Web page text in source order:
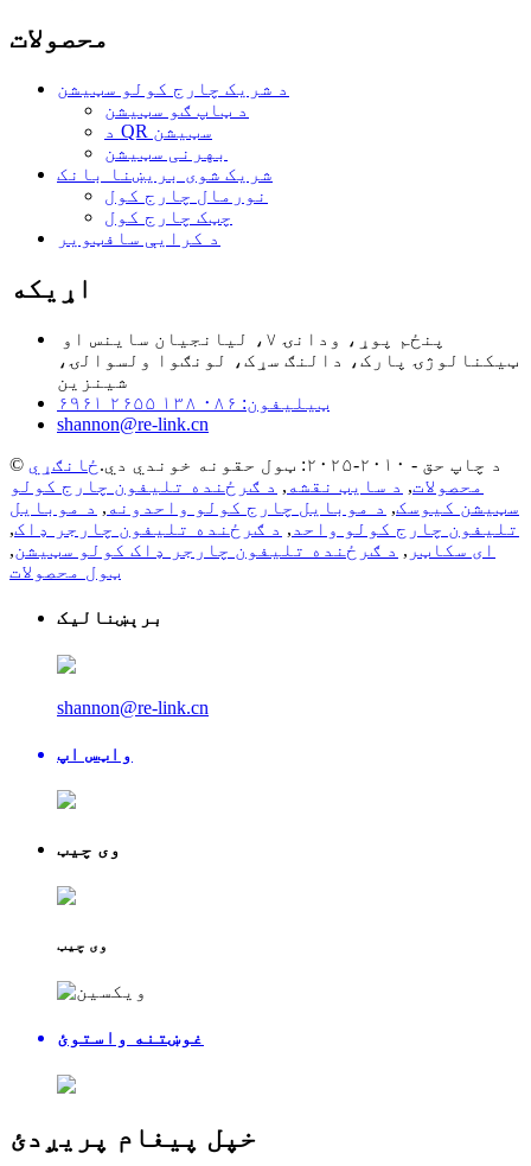
محصولات
د شریک چارج کولو سټیشن
د ټاپ ګو سټیشن
د QR سټیشن
بهرنی سټیشن
شریک شوی بریښنا بانک
نورمال چارج کول
چټک چارج کول
د کرایې سافټویر
اړیکه
پنځم پوړ، ودانۍ ۷، لیانجیان ساینس او ​​
ټیکنالوژۍ پارک، دالنګ سړک، لونګوا ولسوالۍ،
شینزین
ټیلیفون: ۰۸۶ ۱۳۸ ۲۶۵۵ ۶۹۶۱
shannon@re-link.cn
© د چاپ حق - ۲۰۱۰-۲۰۲۵: ټول حقونه خوندي دي.
ځانګړي
محصولات, د سایټ نقشه , د ګرځنده تلیفون چارج کولو
سټیشن کیوسک, د موبایل چارج کولو واحدونه , د موبایل
تلیفون چارج کولو واحد , د ګرځنده تلیفون چارجر ډاک,
ای سکاټر , د ګرځنده تلیفون چارجر ډاک کولو سټیشن,
ټول محصولات
برېښنالیک
shannon@re-link.cn
واټس اپ
وی چیټ
وی چیټ
غوښتنه واستوئ
خپل پیغام پریږدئ